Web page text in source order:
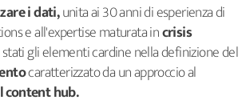
i dati,unita ai 30 anni di esperienza di
e all'expertise maturata incrisis
stati gli elementi cardine nella definizione del
caratterizzato da un approccio al
hub.